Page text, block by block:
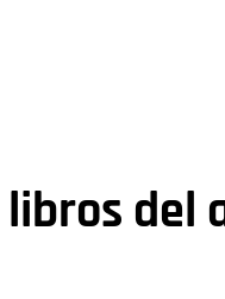
libros del